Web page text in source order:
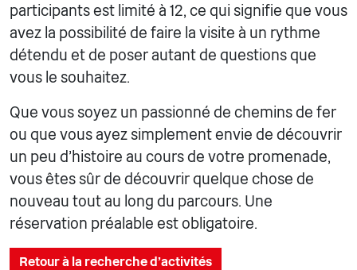
participants est limité à 12, ce qui signifie que vous
avez la possibilité de faire la visite à un rythme
détendu et de poser autant de questions que
vous le souhaitez.
Que vous soyez un passionné de chemins de fer
ou que vous ayez simplement envie de découvrir
un peu d'histoire au cours de votre promenade,
vous êtes sûr de découvrir quelque chose de
nouveau tout au long du parcours. Une
réservation préalable est obligatoire.
Retour à la recherche d'activités